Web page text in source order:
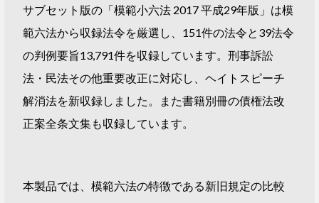
サブセット版の「模範小六法 2017 平成29年版」は模
範六法から収録法令を厳選し、151件の法令と39法令
の判例要旨13,791件を収録しています。刑事訴訟
法・民法その他重要改正に対応し、ヘイトスピーチ
解消法を新収録しました。また書籍別冊の債権法改
正案全条文集も収録しています。
本製品では、模範六法の特徴である新旧規定の比較